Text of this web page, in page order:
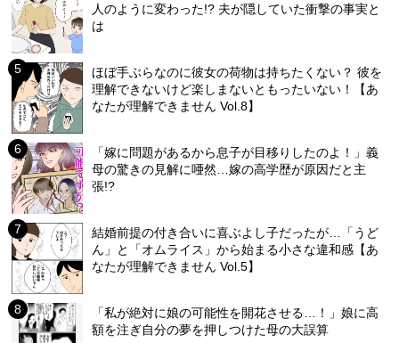
人のように変わった!? 夫が隠していた衝撃の事実と
は
ほぼ手ぶらなのに彼女の荷物は持ちたくない？ 彼を
理解できないけど楽しまないともったいない！【あ
なたが理解できません Vol.8】
「嫁に問題があるから息子が目移りしたのよ！」義
母の驚きの見解に唖然…嫁の高学歴が原因だと主
張!?
結婚前提の付き合いに喜ぶよし子だったが…「うど
ん」と「オムライス」から始まる小さな違和感【あ
なたが理解できません Vol.5】
「私が絶対に娘の可能性を開花させる…！」娘に高
額を注ぎ自分の夢を押しつけた母の大誤算